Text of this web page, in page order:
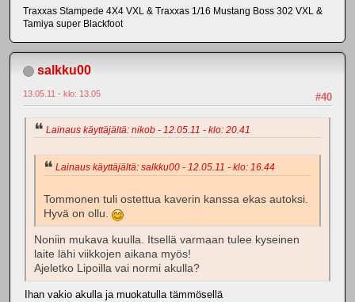
Traxxas Stampede 4X4 VXL & Traxxas 1/16 Mustang Boss 302 VXL &
Tamiya super Blackfoot
salkku00
#40
13.05.11 - klo: 13.05
Lainaus käyttäjältä: nikob - 12.05.11 - klo: 20.41
Lainaus käyttäjältä: salkku00 - 12.05.11 - klo: 16.44
Tommonen tuli ostettua kaverin kanssa ekas autoksi.
Hyvä on ollu.
Noniin mukava kuulla. Itsellä varmaan tulee kyseinen
laite lähi viikkojen aikana myös!
Ajeletko Lipoilla vai normi akulla?
Ihan vakio akulla ja muokatulla tämmösellä